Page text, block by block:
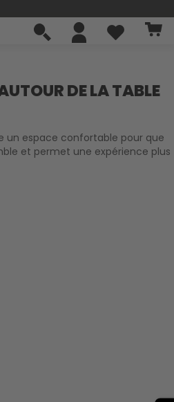
DE LA TABLE
un espace confortable pour que
et permet une expérience plus